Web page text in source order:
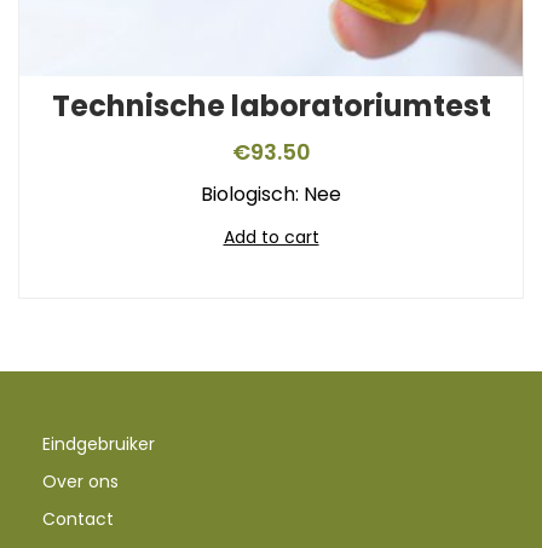
Technische laboratoriumtest
€93.50
Biologisch: Nee
Add to cart
Eindgebruiker
Over ons
Contact